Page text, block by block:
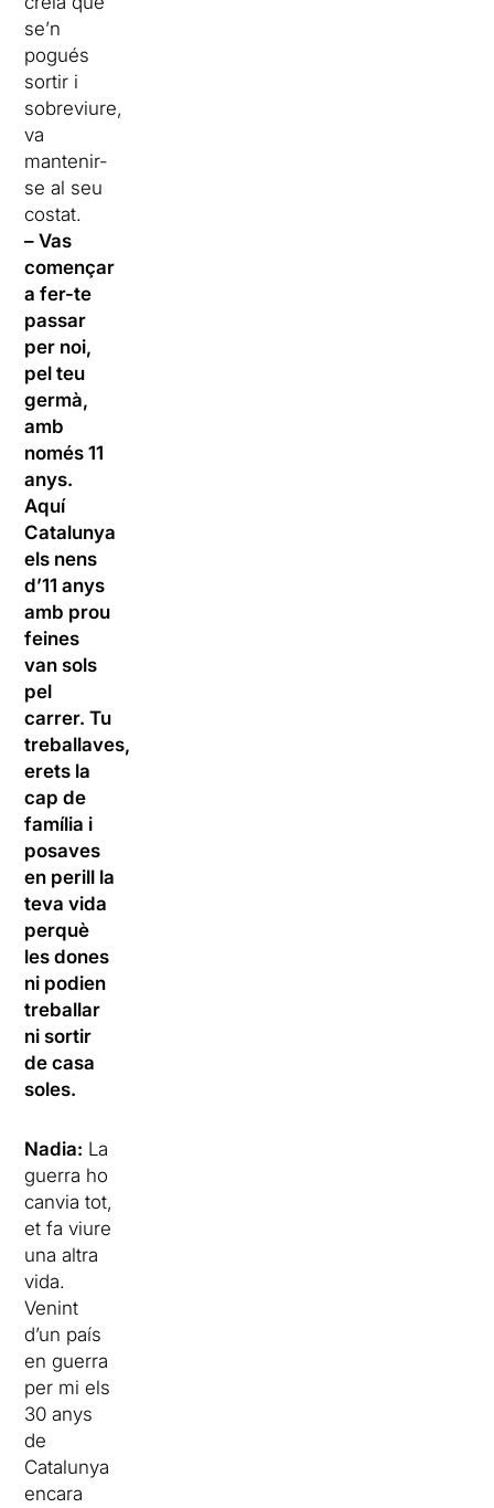
se’n
pogués
sortir i
sobreviure,
va
mantenir-
se al seu
costat.
– Vas
començar
a fer-te
passar
per noi,
pel teu
germà,
amb
només 11
anys.
Aquí
Catalunya
els nens
d’11 anys
amb prou
feines
van sols
pel
carrer. Tu
treballaves,
erets la
cap de
família i
posaves
en perill la
teva vida
perquè
les dones
ni podien
treballar
ni sortir
de casa
soles.
Nadia: La
guerra ho
canvia tot,
et fa viure
una altra
vida.
Venint
d’un país
en guerra
per mi els
30 anys
de
Catalunya
encara